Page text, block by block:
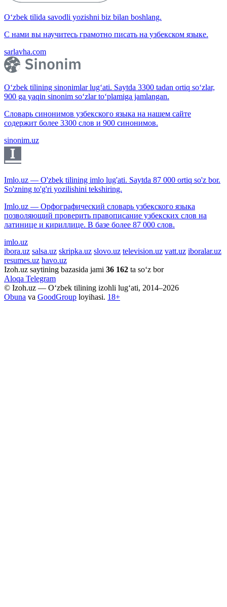
O‘zbek tilida savodli yozishni biz bilan boshlang.
С нами вы научитесь грамотно писать на узбекском языке.
sarlavha.com
O‘zbek tilining sinonimlar lug‘ati. Saytda 3300 tadan ortiq so‘zlar,
900 ga yaqin sinonim so‘zlar to‘plamiga jamlangan.
Словарь синонимов узбекского языка на нашем сайте
содержит более 3300 слов и 900 синонимов.
sinonim.uz
Imlo.uz — O'zbek tilining imlo lug'ati. Saytda 87 000 ortiq so'z bor.
So'zning to'g'ri yozilishini tekshiring.
Imlo.uz — Орфографический словарь узбекского языка
позволяющий проверить правописание узбекских слов на
латинице и кириллице. В базе более 87 000 слов.
imlo.uz
ibora.uz salsa.uz skripka.uz slovo.uz television.uz vatt.uz iboralar.uz
resumes.uz havo.uz
Izoh.uz saytining bazasida jami 36 162 ta so‘z bor
Aloqa Telegram
© Izoh.uz — O‘zbek tilining izohli lug‘ati, 2014–2026
Obuna va GoodGroup loyihasi. 18+